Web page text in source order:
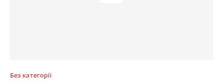
Без категорії